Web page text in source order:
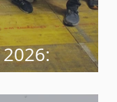
Sieg